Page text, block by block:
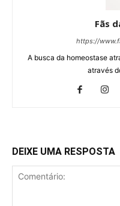
Fãs
https://
A busca da homeostase
através
DEIXE UMA RESPOSTA